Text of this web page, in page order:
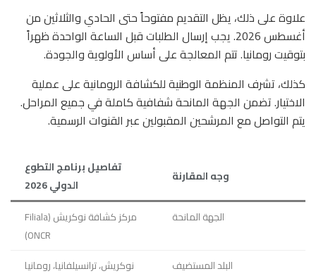
علاوة على ذلك، يظل التقديم مفتوحاً حتى الحادي والثلاثين من
أغسطس 2026. يجب إرسال الطلبات قبل الساعة الواحدة ظهراً
بتوقيت رومانيا. تتم المعالجة على أساس الأولوية والجودة.
كذلك، تشرف المنظمة الوطنية للكشافة الرومانية على عملية
الاختيار. تضمن الجهة المانحة شفافية كاملة في جميع المراحل.
يتم التواصل مع المرشحين المقبولين عبر القنوات الرسمية.
وجه المقارنة
تفاصيل برنامج التطوع
الدولي 2026
الجهة المانحة
مركز كشافة نوكريش (Filiala
ONCR)
البلد المستضيف
نوكريش، ترانسيلفانيا، رومانيا